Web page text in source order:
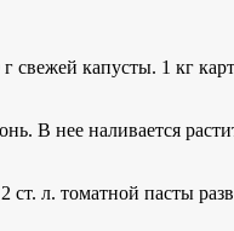
свежей капусты. 1 кг
В нее наливается
л. томатной пасты